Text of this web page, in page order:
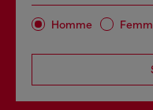
Homme